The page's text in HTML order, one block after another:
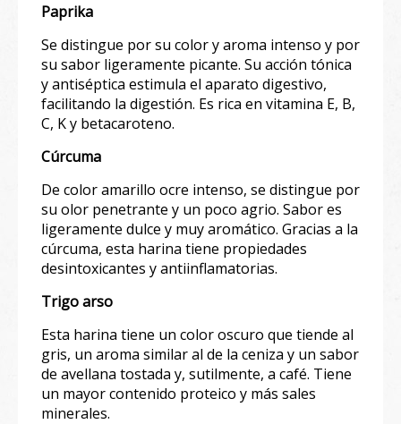
Paprika
Se distingue por su color y aroma intenso y por
su sabor ligeramente picante. Su acción tónica
y antiséptica estimula el aparato digestivo,
facilitando la digestión. Es rica en vitamina E, B,
C, K y betacaroteno.⁣⁣
Cúrcuma
De color amarillo ocre intenso, se distingue por
su olor penetrante y un poco agrio. Sabor es
ligeramente dulce y muy aromático. Gracias a la
cúrcuma, esta harina tiene propiedades
desintoxicantes y antiinflamatorias.⁣
Trigo arso
Esta harina tiene un color oscuro que tiende al
gris, un aroma similar al de la ceniza y un sabor
de avellana tostada y, sutilmente, a café. Tiene
un mayor contenido proteico y más sales
minerales.⁣⁣